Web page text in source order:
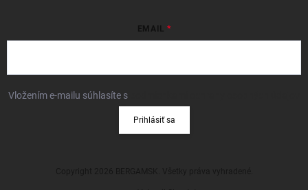
EMAIL
Vložením e-mailu súhlasíte s
Prihlásiť sa